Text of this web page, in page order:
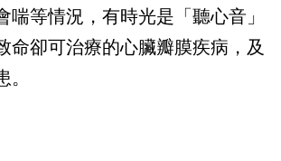
喘等情況，有時光是「聽心音」
命卻可治療的心臟瓣膜疾病，及